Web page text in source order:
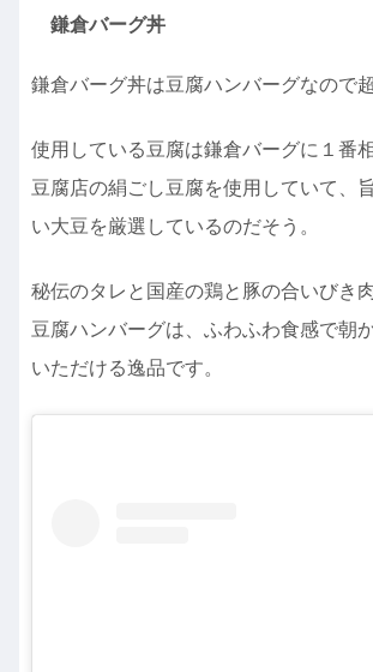
鎌倉バーグ丼
鎌倉バーグ丼は豆腐ハンバーグなので
使用している豆腐は鎌倉バーグに１番
豆腐店の絹ごし豆腐を使用していて、
い大豆を厳選しているのだそう。
秘伝のタレと国産の鶏と豚の合いびき
豆腐ハンバーグは、ふわふわ食感で朝
いただける逸品です。